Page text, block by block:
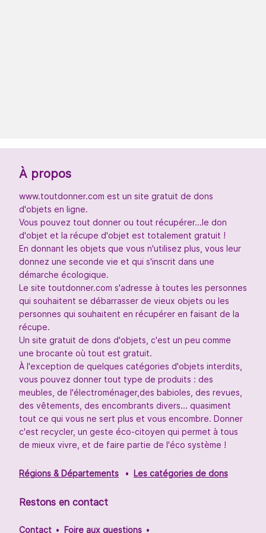
À propos
www.toutdonner.com est un site gratuit de dons
d'objets en ligne.
Vous pouvez tout donner ou tout récupérer...le don
d'objet et la récupe d'objet est totalement gratuit !
En donnant les objets que vous n'utilisez plus, vous leur
donnez une seconde vie et qui s'inscrit dans une
démarche écologique.
Le site toutdonner.com s'adresse à toutes les personnes
qui souhaitent se débarrasser de vieux objets ou les
personnes qui souhaitent en récupérer en faisant de la
récupe.
Un site gratuit de dons d'objets, c'est un peu comme
une brocante où tout est gratuit.
À l'exception de quelques catégories d'objets interdits,
vous pouvez donner tout type de produits : des
meubles, de l'électroménager,des babioles, des revues,
des vêtements, des encombrants divers... quasiment
tout ce qui vous ne sert plus et vous encombre. Donner
c'est recycler, un geste éco-citoyen qui permet à tous
de mieux vivre, et de faire partie de l'éco système !
Régions & Départements Les catégories de dons
Restons en contact
Contact Foire aux questions